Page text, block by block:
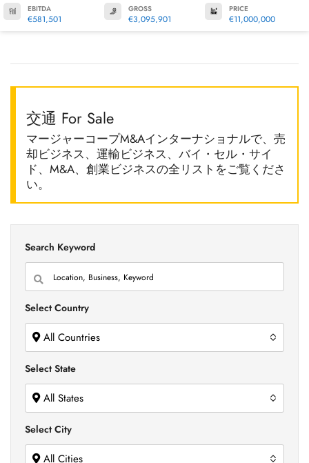
EBITDA
€581,501
GROSS
€3,095,901
PRICE
€11,000,000
交通 For Sale
マージャーコープM&Aインターナショナルで、売
却ビジネス、運輸ビジネス、バイ・セル・サイ
ド、M&A、創業ビジネスの全リストをご覧くださ
い。
Search Keyword
Select Country
All Countries
Select State
All States
Select City
All Cities